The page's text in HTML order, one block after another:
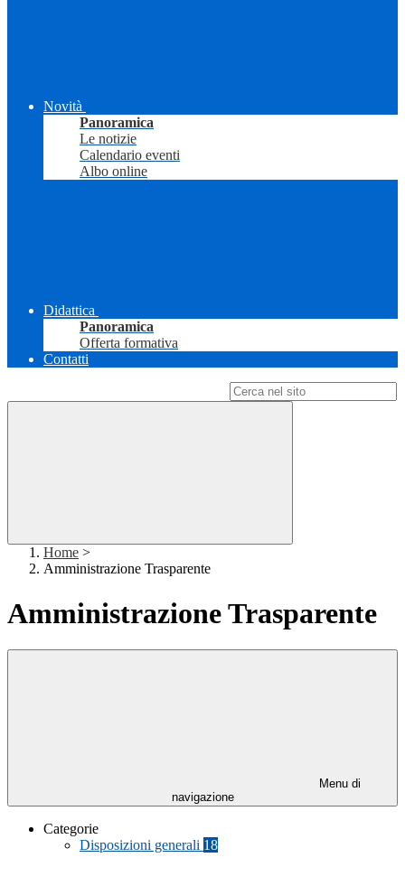
Novità
Panoramica
Le notizie
Calendario eventi
Albo online
Didattica
Panoramica
Offerta formativa
Contatti
Home >
Amministrazione Trasparente
Amministrazione Trasparente
Menu di
navigazione
Categorie
Disposizioni generali 18